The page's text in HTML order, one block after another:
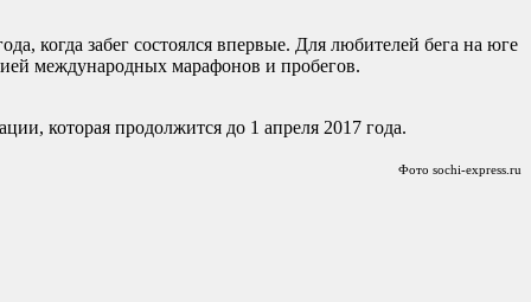
когда забег состоялся впервые. Для любителей бега на юге
международных марафонов и пробегов.
которая продолжится до 1 апреля 2017 года.
Фото sochi-express.ru